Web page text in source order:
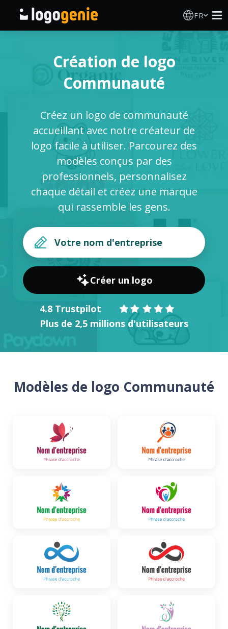
FR
Générateur de logo IA
Produits imprimés
Création de logo
Communauté
Créez un logo de communauté
accueillant avec notre créateur de
logo facile à utiliser. Parcourez des
modèles conçus par des
professionnels, personnalisez
chaque détail et créez une marque
qui rassemble les gens.
Créer un logo
4.8 Trustpilot
Plus de 2,5 millions d'utilisateurs
Modèles de logo Communauté